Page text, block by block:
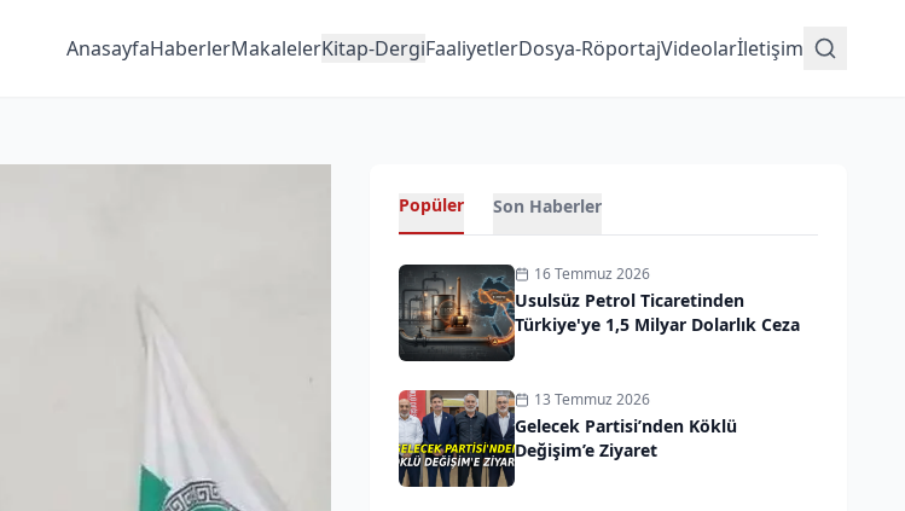
AnasayfaHaberlerMakalelerKitap-DergiFaaliyetlerDosya-RöportajVideolarİletişim
Popüler Son Haberler
16 Temmuz 2026
Usulsüz Petrol Ticaretinden
Türkiye'ye 1,5 Milyar Dolarlık Ceza
13 Temmuz 2026
Gelecek Partisi’nden Köklü
Değişim’e Ziyaret